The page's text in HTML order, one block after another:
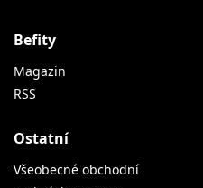
Befity
Magazin
RSS
Ostatní
Všeobecné obchodní